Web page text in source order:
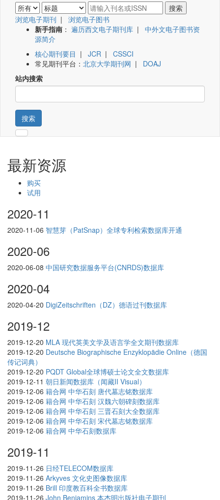
浏览电子期刊 | 浏览电子图书
新手指南 ： 遍历西文电子期刊库 | 中外文电子图书资
源简介
核心期刊要目 | JCR | CSSCI
常见期刊平台： 北京大学期刊网 | DOAJ
站内搜索
搜索
最新资源
购买
试用
2020-11
2020-11-06 智慧芽（PatSnap）全球专利检索数据库开通
2020-06
2020-06-08 中国研究数据服务平台(CNRDS)数据库
2020-04
2020-04-20 DigiZeitschriften（DZ）德语过刊数据库
2019-12
2019-12-20 MLA 现代英美文学及语言学全文期刊数据库
2019-12-20 Deutsche Biographische Enzyklopädie Online（德国
传记词典）
2019-12-20 PQDT Global全球博硕士论文全文数据库
2019-12-11 朝日新闻数据库（闻藏II Visual）
2019-12-06 籍合网 中华石刻 唐代墓志铭数据库
2019-12-06 籍合网 中华石刻 汉魏六朝碑刻数据库
2019-12-06 籍合网 中华石刻 三晋石刻大全数据库
2019-12-06 籍合网 中华石刻 宋代墓志铭数据库
2019-12-06 籍合网 中华石刻数据库
2019-11
2019-11-26 日经TELECOM数据库
2019-11-26 Arkyves 文化史图像数据库
2019-11-26 Brill 印度教百科全书数据库
2019-11-26 John Benjamins 本杰明出版社电子期刊